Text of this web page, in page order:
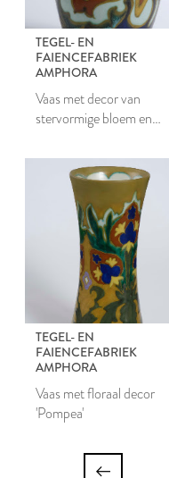
TEGEL- EN
FAIENCEFABRIEK
AMPHORA
Vaas met decor van
stervormige bloem en
TEGEL- EN
FAIENCEFABRIEK
AMPHORA
Vaas met floraal decor
'Pompea'